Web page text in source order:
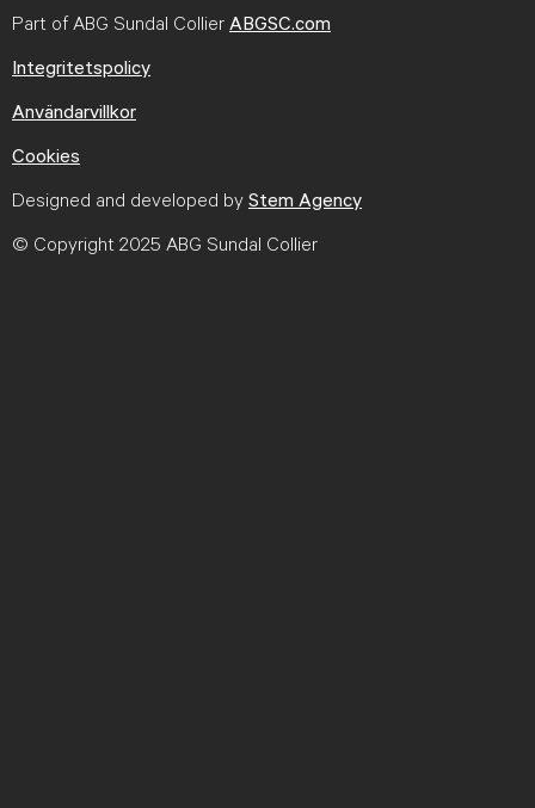
Part of ABG Sundal Collier ABGSC.com
Integritetspolicy
Användarvillkor
Cookies
Designed and developed by Stem Agency
© Copyright 2025 ABG Sundal Collier